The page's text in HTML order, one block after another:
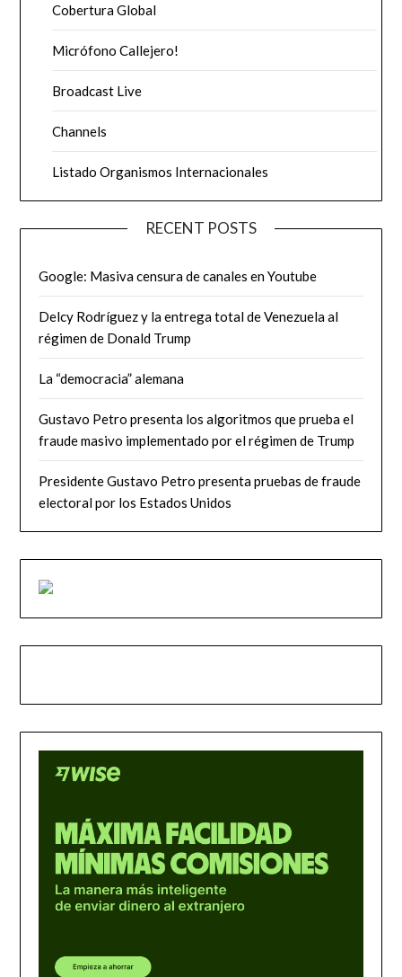
Cobertura Global
Micrófono Callejero!
Broadcast Live
Channels
Listado Organismos Internacionales
RECENT POSTS
Google: Masiva censura de canales en Youtube
Delcy Rodríguez y la entrega total de Venezuela al
régimen de Donald Trump
La “democracia” alemana
Gustavo Petro presenta los algoritmos que prueba el
fraude masivo implementado por el régimen de Trump
Presidente Gustavo Petro presenta pruebas de fraude
electoral por los Estados Unidos